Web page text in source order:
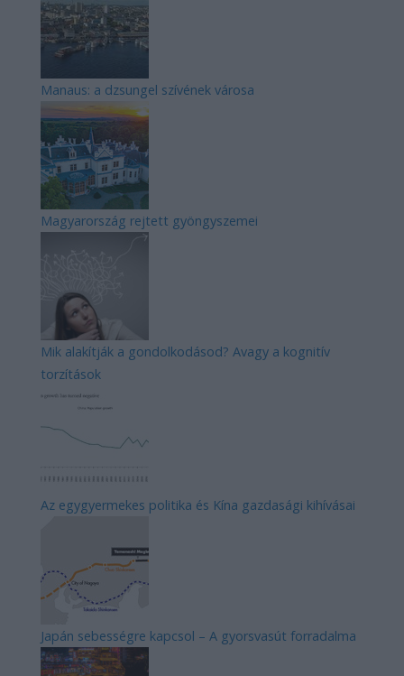
Manaus: a dzsungel szívének városa
Magyarország rejtett gyöngyszemei
Mik alakítják a gondolkodásod? Avagy a kognitív
torzítások
Az egygyermekes politika és Kína gazdasági kihívásai
Japán sebességre kapcsol – A gyorsvasút forradalma